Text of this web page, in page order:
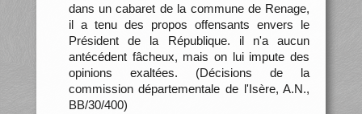
dans un cabaret de la commune de Renage,
il a tenu des propos offensants envers le
Président de la République. il n'a aucun
antécédent fâcheux, mais on lui impute des
opinions exaltées. (Décisions de la
commission départementale de l'Isère, A.N.,
BB/30/400)